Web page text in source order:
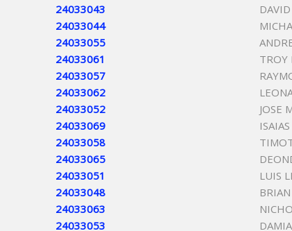
24033043
24033044
24033055
24033061
TROY
24033057
24033062
24033052
JOSE
24033069
24033058
24033065
24033051
LUIS
24033048
24033063
24033053